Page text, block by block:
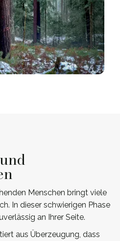
Menschen bringt viele
In dieser schwierigen Phase
an Ihrer Seite.
aus Überzeugung, dass